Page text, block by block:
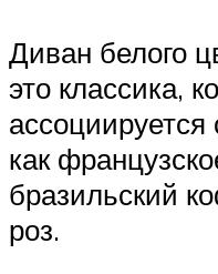
Диван белого
это классика,
как
бразильский
роз.